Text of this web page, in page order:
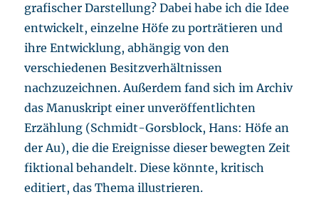
grafischer Darstellung? Dabei habe ich die Idee
entwickelt, einzelne Höfe zu porträtieren und
ihre Entwicklung, abhängig von den
verschiedenen Besitzverhältnissen
nachzuzeichnen. Außerdem fand sich im Archiv
das Manuskript einer unveröffentlichten
Erzählung (Schmidt-Gorsblock, Hans: Höfe an
der Au), die die Ereignisse dieser bewegten Zeit
fiktional behandelt. Diese könnte, kritisch
editiert, das Thema illustrieren.